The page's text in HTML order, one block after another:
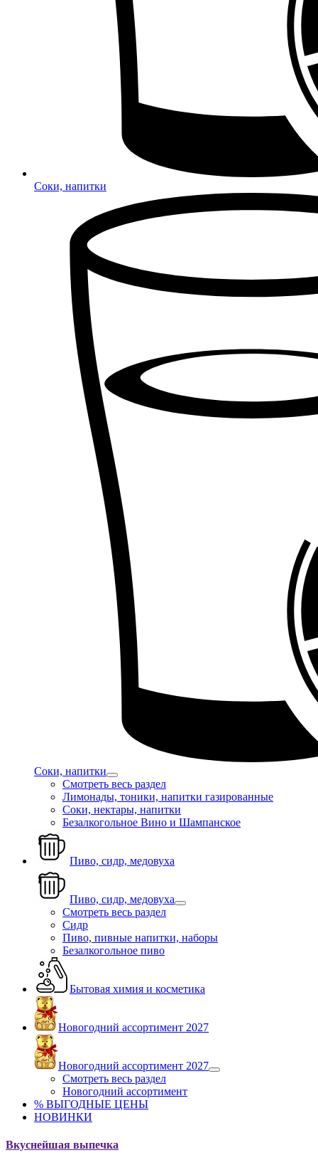
Соки, напитки
Соки, напитки
Смотреть весь раздел
Лимонады, тоники, напитки газированные
Соки, нектары, напитки
Безалкогольное Вино и Шампанское
Пиво, сидр, медовуха
Пиво, сидр, медовуха
Смотреть весь раздел
Сидр
Пиво, пивные напитки, наборы
Безалкогольное пиво
Бытовая химия и косметика
Новогодний ассортимент 2027
Новогодний ассортимент 2027
Смотреть весь раздел
Новогодний ассортимент
% ВЫГОДНЫЕ ЦЕНЫ
НОВИНКИ
Вкуснейшая выпечка